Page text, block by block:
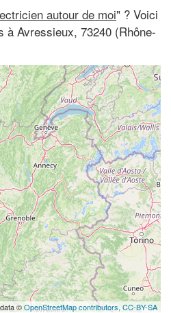
autour de moi" ? Voici
à Avressieux, 73240 (Rhône-
©OpenStreetMap contributors, CC-BY-SA